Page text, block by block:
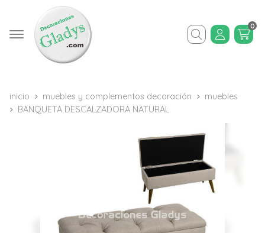
Buscar
0
inicio muebles y complementos decoración
muebles
BANQUETA DESCALZADORA NATURAL